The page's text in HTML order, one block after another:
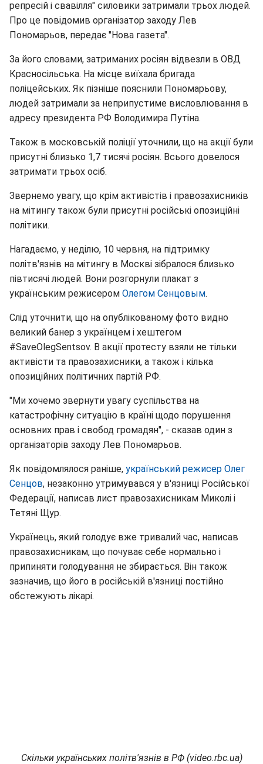
репресій і свавілля" силовики затримали трьох людей.
Про це повідомив організатор заходу Лев
Пономарьов, передає "Нова газета".
За його словами, затриманих росіян відвезли в ОВД
Красносільська. На місце виїхала бригада
поліцейських. Як пізніше пояснили Пономарьову,
людей затримали за неприпустиме висловлювання в
адресу президента РФ Володимира Путіна.
Також в московській поліції уточнили, що на акції були
присутні близько 1,7 тисячі росіян. Всього довелося
затримати трьох осіб.
Звернемо увагу, що крім активістів і правозахисників
на мітингу також були присутні російські опозиційні
політики.
Нагадаємо, у неділю, 10 червня, на підтримку
політв'язнів на мітингу в Москві зібралося близько
півтисячі людей. Вони розгорнули плакат з
українським режисером Олегом Сенцовым.
Слід уточнити, що на опублікованому фото видно
великий банер з українцем і хештегом
#SaveOlegSentsov. В акції протесту взяли не тільки
активісти та правозахисники, а також і кілька
опозиційних політичних партій РФ.
"Ми хочемо звернути увагу суспільства на
катастрофічну ситуацію в країні щодо порушення
основних прав і свобод громадян", - сказав один з
організаторів заходу Лев Пономарьов.
Як повідомлялося раніше, український режисер Олег
Сенцов, незаконно утримувався у в'язниці Російської
Федерації, написав лист правозахисникам Миколі і
Тетяні Щур.
Українець, який голодує вже тривалий час, написав
правозахисникам, що почуває себе нормально і
припиняти голодування не збирається. Він також
зазначив, що його в російській в'язниці постійно
обстежують лікарі.
Скільки українських політв'язнів в РФ (video.rbc.ua)